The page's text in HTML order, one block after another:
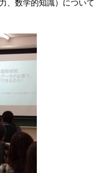
、数学的知識）について